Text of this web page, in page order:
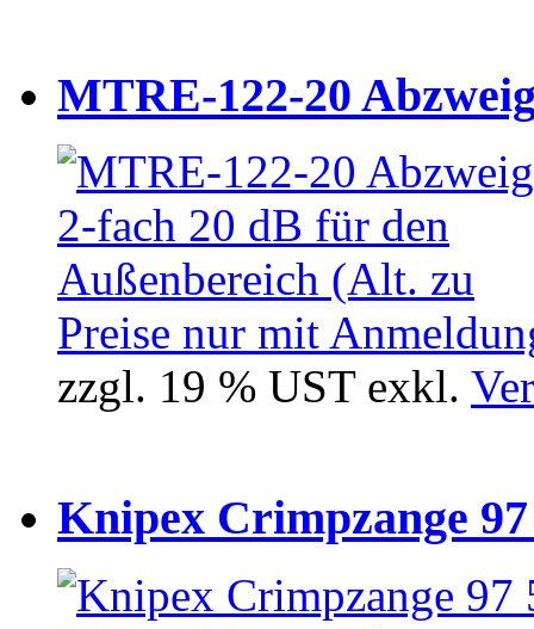
MTRE-122-20
Preise nur mit
zzgl. 19 % UST exkl.
Knipex Crimpzange 97